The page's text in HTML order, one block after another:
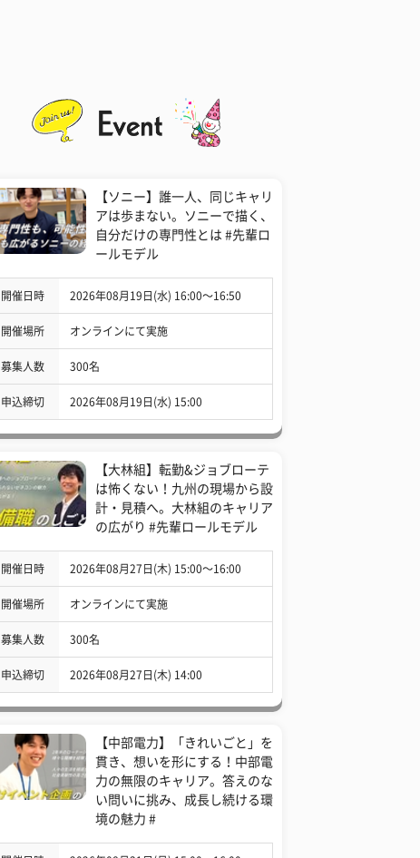
【ソニー】誰一人、同じキャリ
アは歩まない。ソニーで描く、
自分だけの専門性とは #先輩ロ
ールモデル
開催日時 2026年08月19日(水) 16:00〜16:50
開催場所 オンラインにて実施
募集人数 300名
申込締切 2026年08月19日(水) 15:00
【大林組】転勤&ジョブローテ
は怖くない！九州の現場から設
計・見積へ。大林組のキャリア
の広がり #先輩ロールモデル
開催日時 2026年08月27日(木) 15:00〜16:00
開催場所 オンラインにて実施
募集人数 300名
申込締切 2026年08月27日(木) 14:00
【中部電力】「きれいごと」を
貫き、想いを形にする！中部電
力の無限のキャリア。答えのな
い問いに挑み、成長し続ける環
境の魅力 #